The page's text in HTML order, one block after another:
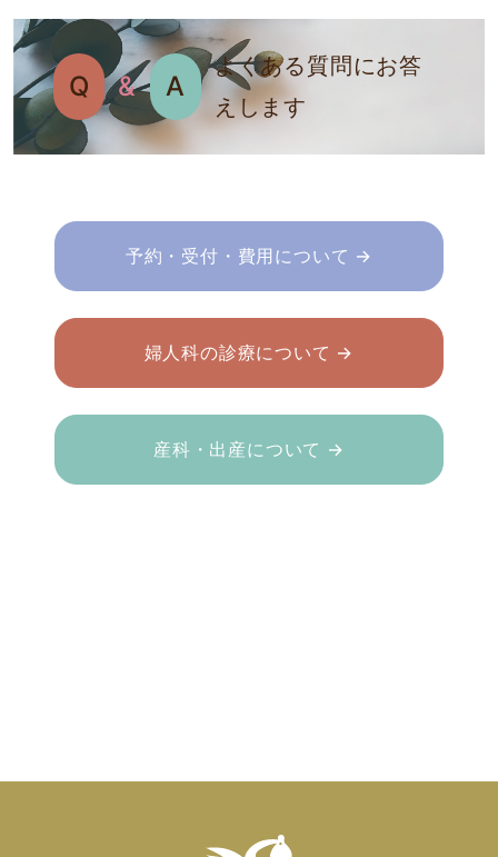
Q & A
よくある質問にお答
えします
予約・受付・費用について →
婦人科の診療について →
産科・出産について →